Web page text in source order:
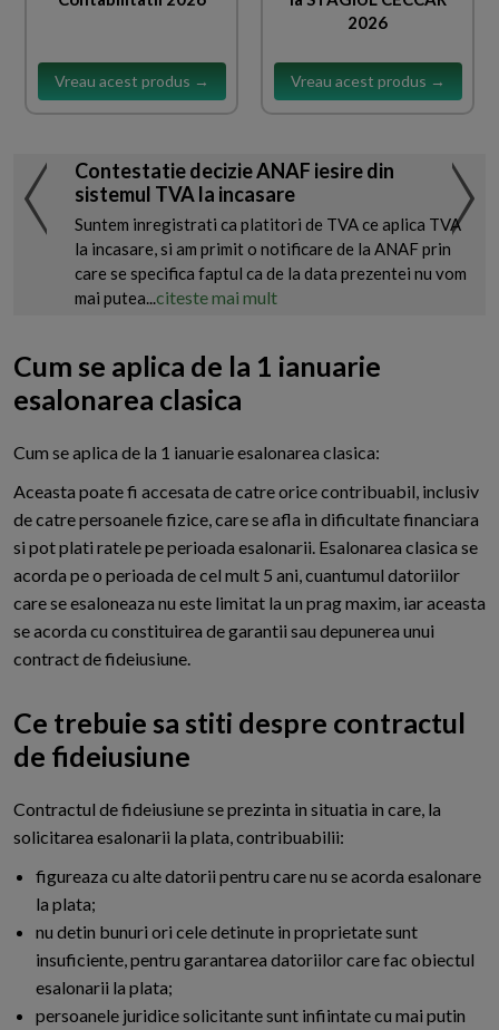
Vreau acest produs →
2026
Vreau acest produs →
Contestatie decizie ANAF iesire din
sistemul TVA la incasare
Suntem inregistrati ca platitori de TVA ce aplica TVA
la incasare, si am primit o notificare de la ANAF prin
care se specifica faptul ca de la data prezentei nu vom
mai putea...citeste mai mult
Cum se aplica de la 1 ianuarie
esalonarea clasica
Cum se aplica de la 1 ianuarie esalonarea clasica:
Aceasta poate fi accesata de catre orice contribuabil, inclusiv
de catre persoanele fizice, care se afla in dificultate financiara
si pot plati ratele pe perioada esalonarii. Esalonarea clasica se
acorda pe o perioada de cel mult 5 ani, cuantumul datoriilor
care se esaloneaza nu este limitat la un prag maxim, iar aceasta
se acorda cu constituirea de garantii sau depunerea unui
contract de fideiusiune.
Ce trebuie sa stiti despre contractul
de fideiusiune
Contractul de fideiusiune se prezinta in situatia in care, la
solicitarea esalonarii la plata, contribuabilii:
figureaza cu alte datorii pentru care nu se acorda esalonare
la plata;
nu detin bunuri ori cele detinute in proprietate sunt
insuficiente, pentru garantarea datoriilor care fac obiectul
esalonarii la plata;
persoanele juridice solicitante sunt infiintate cu mai putin